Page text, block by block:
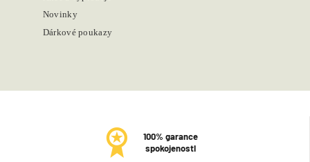
Novinky
Dárkové poukazy
100% garance
spokojenosti